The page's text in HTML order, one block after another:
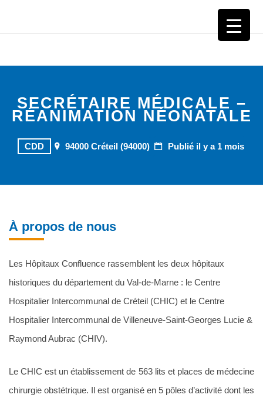
SECRÉTAIRE MÉDICALE –
RÉANIMATION NÉONATALE
CDD 94000 Créteil (94000) Publié il y a 1 mois
À propos de nous
Les Hôpitaux Confluence rassemblent les deux hôpitaux
historiques du département du Val-de-Marne : le Centre
Hospitalier Intercommunal de Créteil (CHIC) et le Centre
Hospitalier Intercommunal de Villeneuve-Saint-Georges Lucie &
Raymond Aubrac (CHIV).
Le CHIC est un établissement de 563 lits et places de médecine
chirurgie obstétrique. Il est organisé en 5 pôles d’activité dont les